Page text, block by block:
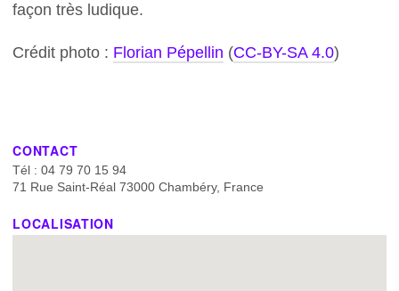
façon très ludique.
Crédit photo : Florian Pépellin (CC-BY-SA 4.0)
CONTACT
Tél : 04 79 70 15 94
71 Rue Saint-Réal 73000 Chambéry, France
LOCALISATION